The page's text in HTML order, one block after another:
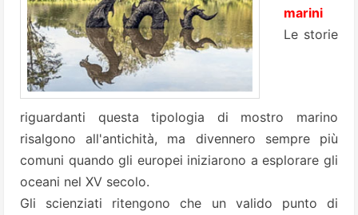
marini
Le storie
riguardanti questa tipologia di mostro marino
risalgono all'antichità, ma divennero sempre più
comuni quando gli europei iniziarono a esplorare gli
oceani nel XV secolo.
Gli scienziati ritengono che un valido punto di